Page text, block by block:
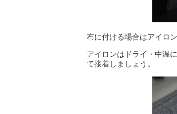
布に付ける場合はアイロ
アイロンはドライ・中温
て接着しましょう。